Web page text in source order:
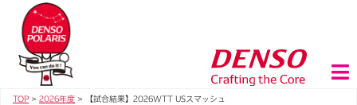
TOP > 2026年度 > 【試合結果】2026WTT USスマッシュ